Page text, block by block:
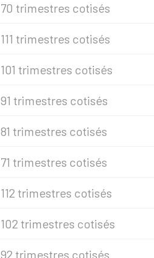
70 trimestres cotisés
111 trimestres cotisés
101 trimestres cotisés
91 trimestres cotisés
81 trimestres cotisés
71 trimestres cotisés
112 trimestres cotisés
102 trimestres cotisés
92 trimestres cotisés